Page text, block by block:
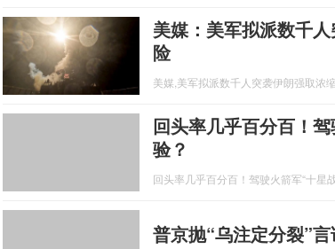
美媒：美军拟派数千
险
美媒,美军拟派数千人突袭伊朗强取浓
回头率几乎百分百！
验？
回头率几乎百分百！驾驶火箭军“十星
普京抛“乌注定分裂”